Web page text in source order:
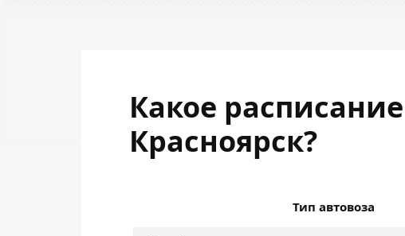
Какое
Красноярск?
Тип автовоза